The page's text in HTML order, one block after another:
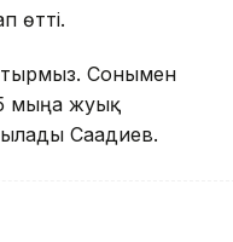
өтті.
Сонымен
мыңға жуық
Сағадиев.